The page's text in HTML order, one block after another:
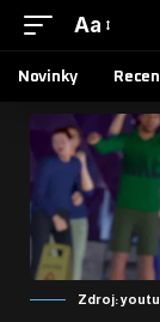
Aa
Novinky
Zdroj: